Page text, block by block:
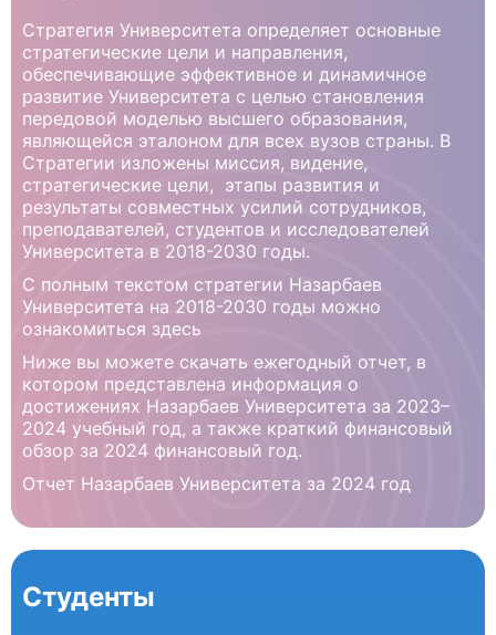
Стратегия Университета определяет основные
стратегические цели и направления,
обеспечивающие эффективное и динамичное
развитие Университета с целью становления
передовой моделью высшего образования,
являющейся эталоном для всех вузов страны. В
Стратегии изложены миссия, видение,
стратегические цели, этапы развития и
результаты совместных усилий сотрудников,
преподавателей, студентов и исследователей
Университета в 2018-2030 годы.
С полным текстом стратегии Назарбаев
Университета на 2018-2030 годы можно
ознакомиться здесь
Ниже вы можете скачать ежегодный отчет, в
котором представлена информация о
достижениях Назарбаев Университета за 2023–
2024 учебный год, а также краткий финансовый
обзор за 2024 финансовый год.
Отчет Назарбаев Университета за 2024 год
Студенты